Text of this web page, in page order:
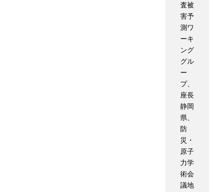
査被
害予
測ワ
ーキ
ング
グル
ー
プ、
座長
静岡
県、
防
災・
原子
力学
術会
議地